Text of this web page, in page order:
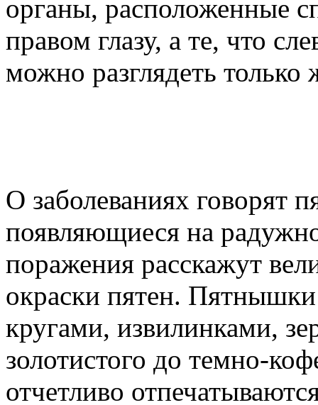
органы, расположенные
правом глазу, а те, что
можно разглядеть
О заболеваниях говорят
появляющиеся на
поражения расскажут
окраски пятен.
кругами, извилинками,
золотистого до темно-
отчетливо